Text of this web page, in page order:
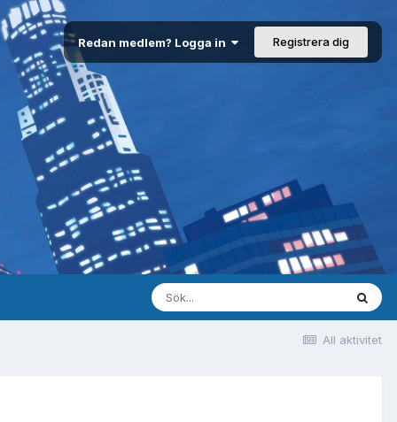
Redan medlem? Logga in Registrera dig
All aktivitet